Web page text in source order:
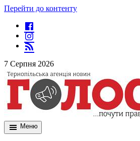
Перейти до контенту
7 Серпня 2026
Меню